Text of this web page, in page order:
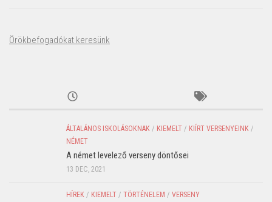
Örökbefogadókat keresünk
ÁLTALÁNOS ISKOLÁSOKNAK / KIEMELT / KIÍRT VERSENYEINK /
NÉMET
A német levelező verseny döntősei
13 DEC, 2021
HÍREK / KIEMELT / TÖRTÉNELEM / VERSENY